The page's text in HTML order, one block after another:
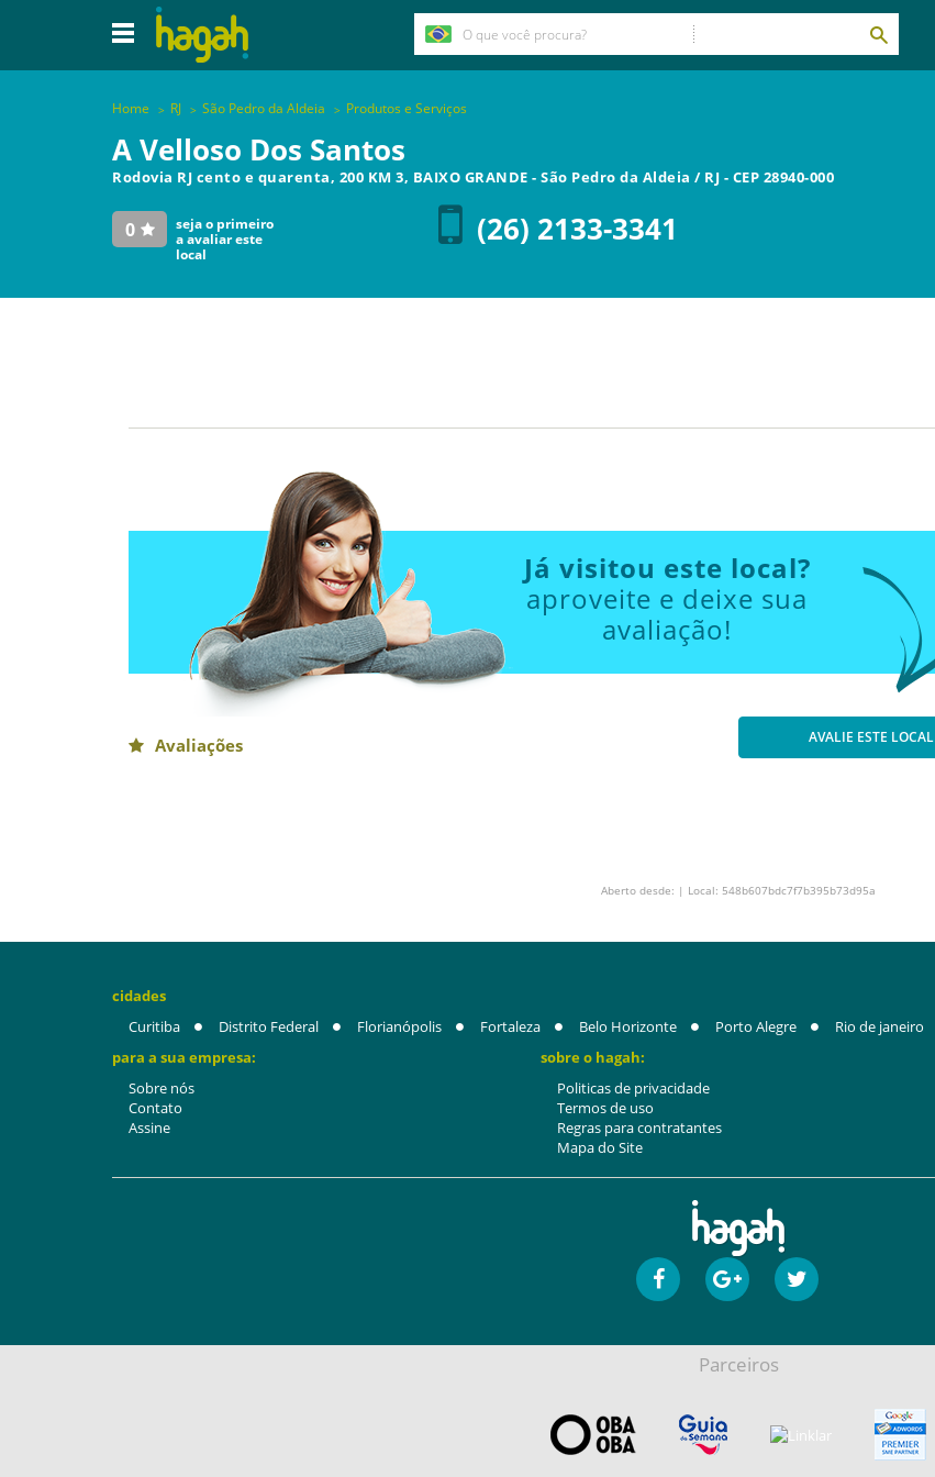
Home RJ São Pedro da Aldeia Produtos e Serviços
A Velloso Dos Santos
Rodovia RJ cento e quarenta, 200 KM 3, BAIXO GRANDE - São Pedro da Aldeia / RJ - CEP 28940-000
0
seja o primeiro
a avaliar este
local
(26) 2133-3341
Já visitou este local?
aproveite e deixe sua
avaliação!
Avaliações AVALIE ESTE LOCAL
Aberto desde: | Local: 548b607bdc7f7b395b73d95a
cidades
Curitiba
Distrito Federal Florianópolis Fortaleza Belo Horizonte Porto Alegre Rio de janeiro
para a sua empresa:
Sobre nós
Contato
Assine
sobre o hagah:
Politicas de privacidade
Termos de uso
Regras para contratantes
Mapa do Site
Parceiros